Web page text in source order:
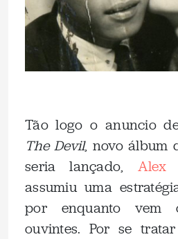
Tão logo o anuncio
The Devil, novo álbum
seria lançado, Alex
assumiu uma
por enquanto vem
ouvintes. Por se